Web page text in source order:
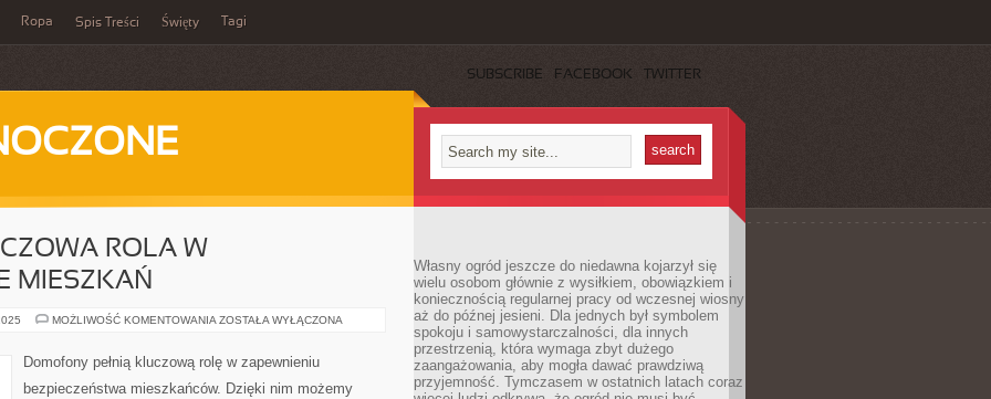
Ropa Spis Treści Święty Tagi
SUBSCRIBE FACEBOOK TWITTER
ROLA W
MIESZKAŃ
MOŻLIWOŚĆ KOMENTOWANIA DOMOFONY:
BEZPIECZEŃSTWIE
ZOSTAŁA WYŁĄCZONA
Domofony pełnią kluczową rolę w zapewnieniu
bezpieczeństwa mieszkańców. Dzięki nim możemy
Własny ogród jeszcze do niedawna kojarzył się
wielu osobom głównie z wysiłkiem, obowiązkiem i
koniecznością regularnej pracy od wczesnej wiosny
aż do późnej jesieni. Dla jednych był symbolem
spokoju i samowystarczalności, dla innych
przestrzenią, która wymaga zbyt dużego
zaangażowania, aby mogła dawać prawdziwą
przyjemność. Tymczasem w ostatnich latach coraz